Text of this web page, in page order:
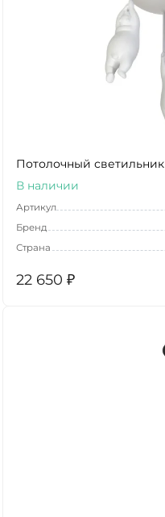
Потолочный
В наличии
Артикул
Бренд
Страна
22 650 ₽